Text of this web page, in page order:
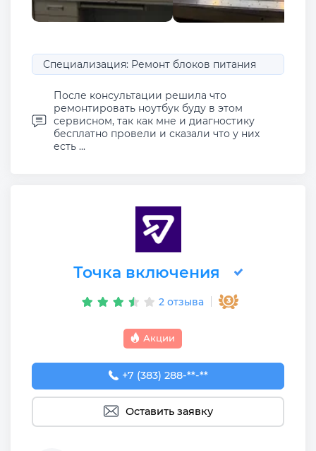
Специализация: Ремонт блоков питания
После консультации решила что
ремонтировать ноутбук буду в этом
сервисном, так как мне и диагностику
бесплатно провели и сказали что у них
есть ...
Точка включения
2 отзыва
Акции
+7 (383) 288-88-77
+7 (383) 288-**-**
Оставить заявку